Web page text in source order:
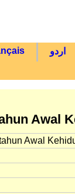
اردو
Awal
Awal